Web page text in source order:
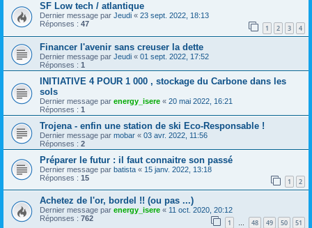
SF Low tech / atlantique
Dernier message par Jeudi « 23 sept. 2022, 18:13
Réponses : 47 1 2 3 4
Financer l'avenir sans creuser la dette
Dernier message par Jeudi « 01 sept. 2022, 17:52
Réponses : 1
INITIATIVE 4 POUR 1 000 , stockage du Carbone dans les
sols
Dernier message par energy_isere « 20 mai 2022, 16:21
Réponses : 1
Trojena - enfin une station de ski Eco-Responsable !
Dernier message par mobar « 03 avr. 2022, 11:56
Réponses : 2
Préparer le futur : il faut connaitre son passé
Dernier message par batista « 15 janv. 2022, 13:18
Réponses : 15 1 2
Achetez de l'or, bordel !! (ou pas ...)
Dernier message par energy_isere « 11 oct. 2020, 20:12
Réponses : 762 1 … 48 49 50 51